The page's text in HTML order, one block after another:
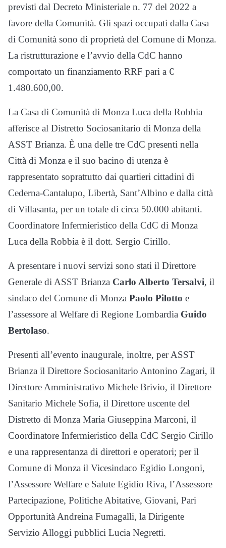
previsti dal Decreto Ministeriale n. 77 del 2022 a
favore della Comunità. Gli spazi occupati dalla Casa
di Comunità sono di proprietà del Comune di Monza.
La ristrutturazione e l’avvio della CdC hanno
comportato un finanziamento RRF pari a €
1.480.600,00.
La Casa di Comunità di Monza Luca della Robbia
afferisce al Distretto Sociosanitario di Monza della
ASST Brianza. È una delle tre CdC presenti nella
Città di Monza e il suo bacino di utenza è
rappresentato soprattutto dai quartieri cittadini di
Cederna-Cantalupo, Libertà, Sant’Albino e dalla città
di Villasanta, per un totale di circa 50.000 abitanti.
Coordinatore Infermieristico della CdC di Monza
Luca della Robbia è il dott. Sergio Cirillo.
A presentare i nuovi servizi sono stati il Direttore
Generale di ASST Brianza Carlo Alberto Tersalvi, il
sindaco del Comune di Monza Paolo Pilotto e
l’assessore al Welfare di Regione Lombardia Guido
Bertolaso.
Presenti all’evento inaugurale, inoltre, per ASST
Brianza il Direttore Sociosanitario Antonino Zagari, il
Direttore Amministrativo Michele Brivio, il Direttore
Sanitario Michele Sofia, il Direttore uscente del
Distretto di Monza Maria Giuseppina Marconi, il
Coordinatore Infermieristico della CdC Sergio Cirillo
e una rappresentanza di direttori e operatori; per il
Comune di Monza il Vicesindaco Egidio Longoni,
l’Assessore Welfare e Salute Egidio Riva, l’Assessore
Partecipazione, Politiche Abitative, Giovani, Pari
Opportunità Andreina Fumagalli, la Dirigente
Servizio Alloggi pubblici Lucia Negretti.